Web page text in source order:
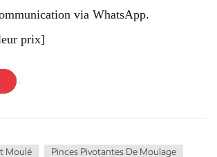
via WhatsApp.
prix]
Moulé
Pinces Pivotantes De Moulage